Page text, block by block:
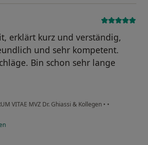
erklärt kurz und verständig,
und sehr kompetent.
Bin schon sehr lange
VITAE MVZ Dr. Ghiassi & Kollegen • •